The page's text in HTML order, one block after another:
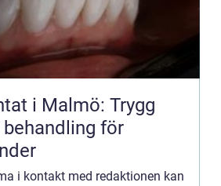
i Malmö: Trygg
för
i kontakt med redaktionen kan